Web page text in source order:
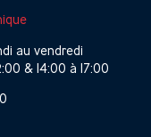
au vendredi
& 14:00 à 17:00